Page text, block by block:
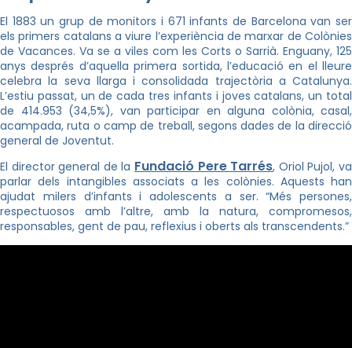
El 1883 un grup de monitors i 671 infants de Barcelona van ser
els primers catalans a viure l’experiència de marxar de Colònies
de Vacances. Va se a viles com les Corts o Sarrià. Enguany, 125
anys després d’aquella primera sortida, l’educació en el lleure
celebra la seva llarga i consolidada trajectòria a Catalunya.
L’estiu passat, un de cada tres infants i joves catalans, un total
de 414.953 (34,5%), van participar en alguna colònia, casal,
acampada, ruta o camp de treball, segons dades de la direcció
general de Joventut.
El director general de la Fundació Pere Tarrés, Oriol Pujol, va
parlar dels intangibles associats a les colònies. Aquests han
ajudat milers d’infants i adolescents a ser. “Més persones,
respectuosos amb l’altre, amb la natura, compromesos,
responsables, gent de pau, reflexius i oberts als transcendents.”